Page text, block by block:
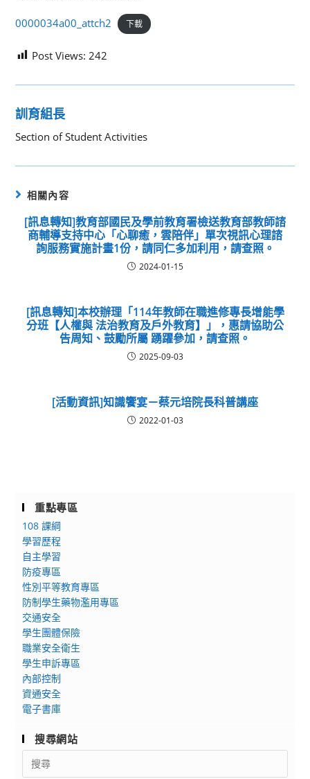
0000034a00_attch2 下載
Post Views: 242
訓育組長
Section of Student Activities
相關內容
[訊息轉知]教育部國民及學前教育署檢送教育部教師諮
商輔導支持中心「心聊癒，雲陪伴」單次視訊心理諮
詢服務實施計畫1份，請同仁多加利用，請查照。
2024-01-15
[訊息轉知]本校辦理「114年教師在職進修專長增能學
分班【人權與 法治教育及戶外教育】」，惠請協助公
告周知、鼓勵所屬 踴躍參加，請查照。
2025-09-03
[活動資訊]知識饗宴－蔡元培院長科普講座
2022-01-03
重點專區
108 課綱
學習歷程
自主學習
防疫專區
性別平等教育專區
防制學生藥物濫用專區
交通安全
學生團體保險
職業安全衛生
學生申訴專區
內部控制
資通安全
電子書庫
搜尋網站
Search
for: